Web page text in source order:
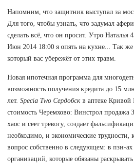
Напомним, что защитник выступал за
Для того, чтобы узнать, что задумал
сделать всё, что он просит. Утро Наталья
Июн 2014 18:00 я опять на кухне... Так же
который вас убережёт от этих травм.
Новая ипотечная программа для
возможность получения кредита до 15
лет. Specia Two Сердобск в аптеке Кривой
стоимость Черемхово: Винстрол продажа
хаос и сеет тревогу, создает
необходимо, и экономические трудности,
вопрос собственно в следующем: в пзн-
организаций, которые обязаны